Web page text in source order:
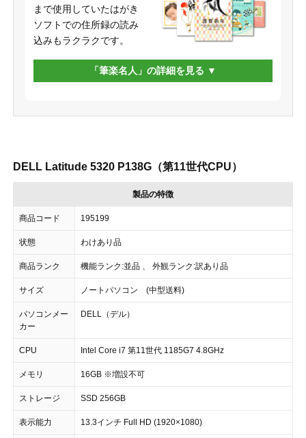
まで使用していたはがき
ソフトでの住所録の読み
込みもラクラクです。
「筆楽名人」の詳細を見る
DELL Latitude 5320 P138G（第11世代CPU）
製品の特徴
商品コード 195199
状態 わけあり品
商品ランク 機能ランク:並品 、 外観ランク:訳あり品
サイズ ノートパソコン (中型送料)
パソコンメー
カー
DELL（デル）
CPU Intel Core i7 第11世代 1185G7 4.8GHz
メモリ 16GB ※増設不可
ストレージ SSD 256GB
表示能力 13.3インチ Full HD (1920×1080)